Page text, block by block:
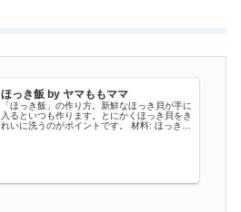
ほっき飯 by ヤマももママ
「ほっき飯」の作り方。新鮮なほっき貝が手に
入るといつも作ります。とにかくほっき貝をき
れいに洗うのがポイントです。 材料: ほっき、